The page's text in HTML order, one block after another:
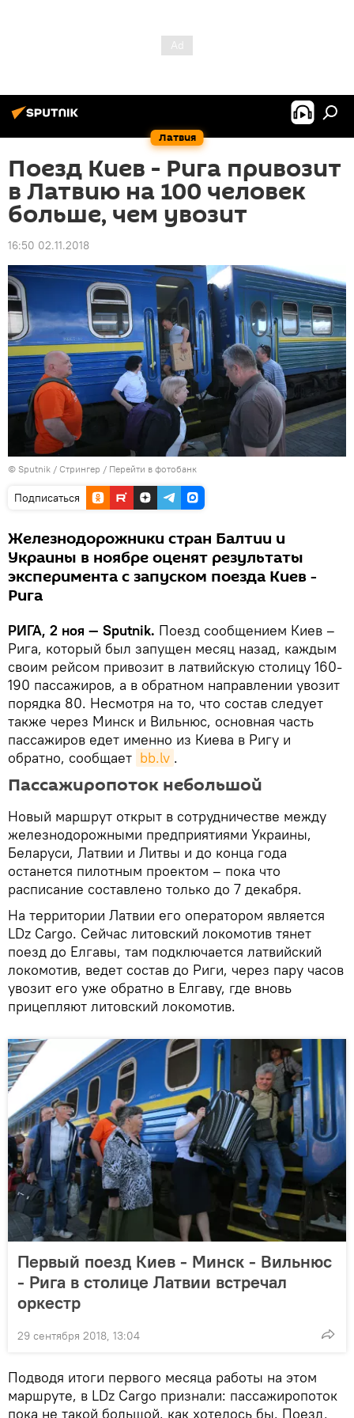
Латвия
Поезд Киев - Рига привозит
в Латвию на 100 человек
больше, чем увозит
16:50 02.11.2018
© Sputnik / Стрингер / Перейти в фотобанк
Подписаться
Железнодорожники стран Балтии и
Украины в ноябре оценят результаты
эксперимента с запуском поезда Киев -
Рига
РИГА, 2 ноя — Sputnik. Поезд сообщением Киев –
Рига, который был запущен месяц назад, каждым
своим рейсом привозит в латвийскую столицу 160-
190 пассажиров, а в обратном направлении увозит
порядка 80. Несмотря на то, что состав следует
также через Минск и Вильнюс, основная часть
пассажиров едет именно из Киева в Ригу и
обратно, сообщает bb.lv .
Пассажиропоток небольшой
Новый маршрут открыт в сотрудничестве между
железнодорожными предприятиями Украины,
Беларуси, Латвии и Литвы и до конца года
останется пилотным проектом – пока что
расписание составлено только до 7 декабря.
На территории Латвии его оператором является
LDz Cargo. Сейчас литовский локомотив тянет
поезд до Елгавы, там подключается латвийский
локомотив, ведет состав до Риги, через пару часов
увозит его уже обратно в Елгаву, где вновь
прицепляют литовский локомотив.
Первый поезд Киев - Минск - Вильнюс
- Рига в столице Латвии встречал
оркестр
29 сентября 2018, 13:04
Подводя итоги первого месяца работы на этом
маршруте, в LDz Cargo признали: пассажиропоток
пока не такой большой, как хотелось бы. Поезд,